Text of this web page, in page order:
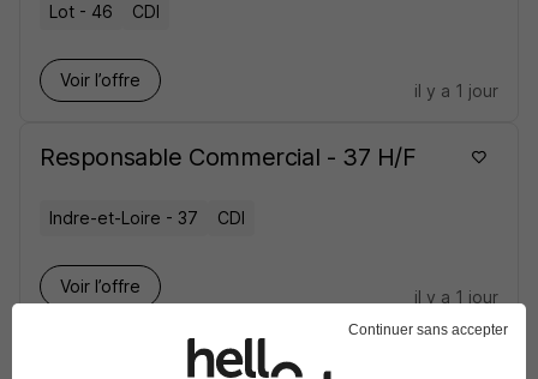
Lot - 46 CDI
Voir l’offre
il y a 1 jour
Responsable Commercial - 37 H/F
Indre-et-Loire - 37 CDI
Voir l’offre
il y a 1 jour
Responsable Commercial 47 H/F
Continuer sans accepter